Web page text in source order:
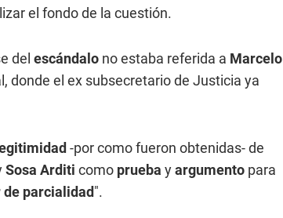
el fondo de la cuestión.
del escándalo no estaba referida a Marcelo
donde el ex subsecretario de Justicia ya
-por como fueron obtenidas- de
Sosa Arditi como prueba yargumento para
parcialidad".